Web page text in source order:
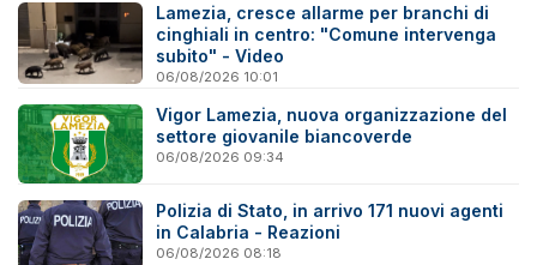
Lamezia, cresce allarme per branchi di
cinghiali in centro: "Comune intervenga
subito" - Video
06/08/2026 10:01
Vigor Lamezia, nuova organizzazione del
settore giovanile biancoverde
06/08/2026 09:34
Polizia di Stato, in arrivo 171 nuovi agenti
in Calabria - Reazioni
06/08/2026 08:18